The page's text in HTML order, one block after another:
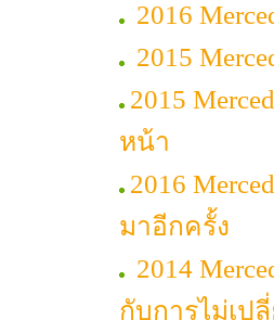
2016
2015
2015
หน้า
2016
มาอีกครั้ง
2014
กับการไม่เป